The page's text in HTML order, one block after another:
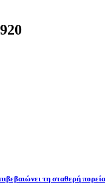
τη σταθερή